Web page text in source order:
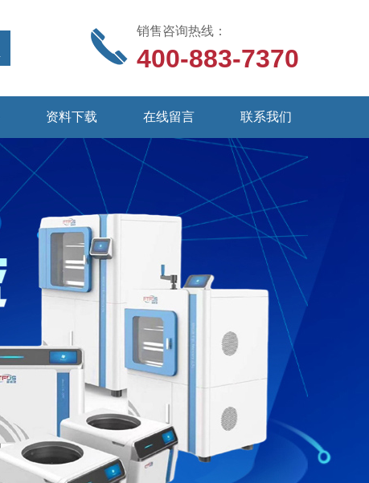
销售咨询热线：
400-883-7370
资料下载 在线留言 联系我们